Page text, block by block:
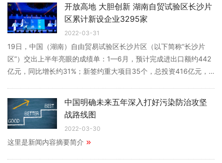
开放高地 大胆创新 湖南自贸试验区长沙片
区累计新设企业3295家
2022-03-31
19日，中国（湖南）自由贸易试验区长沙片区（以下简称“长沙片
区”）交出上半年亮眼的成绩单：1—6月，预计完成进出口额约442
亿元，同比增长约31%；新签约重大项目35个，总投资416亿元，
中国明确未来五年深入打好污染防治攻坚
战路线图
2022-03-30
这里是新闻内容摘要简介 »